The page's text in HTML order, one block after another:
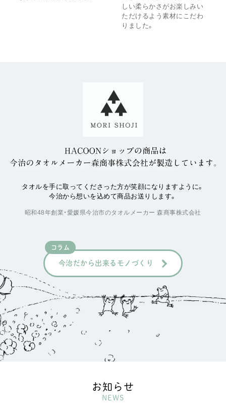
しい柔らかさがお楽しみい
ただけるよう素材にこだわ
りました。
タオルを手に取ってくださった方が笑顔になりますように。
今治から想いを込めて商品お送りします。
昭和48年創業・愛媛県今治市のタオルメーカー 森商事株式会社
コラム
今治だから出来るモノづくり
お知らせ
NEWS